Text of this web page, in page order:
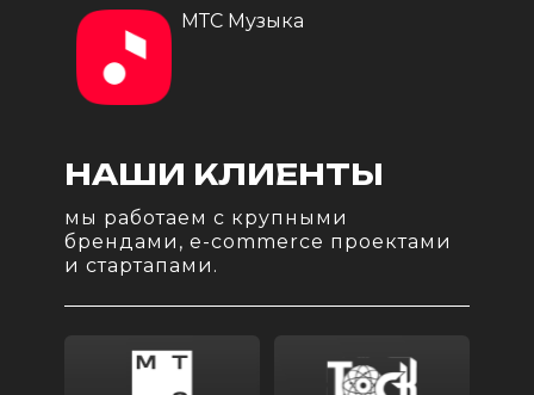
МТС Музыка
НАШИ КЛИЕНТЫ
мы работаем с крупными
брендами, e-commerce проектами
и стартапами.